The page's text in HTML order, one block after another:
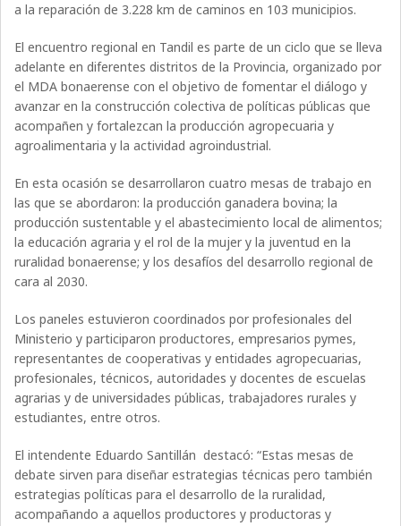
a la reparación de 3.228 km de caminos en 103 municipios.
El encuentro regional en Tandil es parte de un ciclo que se lleva
adelante en diferentes distritos de la Provincia, organizado por
el MDA bonaerense con el objetivo de fomentar el diálogo y
avanzar en la construcción colectiva de políticas públicas que
acompañen y fortalezcan la producción agropecuaria y
agroalimentaria y la actividad agroindustrial.
En esta ocasión se desarrollaron cuatro mesas de trabajo en
las que se abordaron: la producción ganadera bovina; la
producción sustentable y el abastecimiento local de alimentos;
la educación agraria y el rol de la mujer y la juventud en la
ruralidad bonaerense; y los desafíos del desarrollo regional de
cara al 2030.
Los paneles estuvieron coordinados por profesionales del
Ministerio y participaron productores, empresarios pymes,
representantes de cooperativas y entidades agropecuarias,
profesionales, técnicos, autoridades y docentes de escuelas
agrarias y de universidades públicas, trabajadores rurales y
estudiantes, entre otros.
El intendente Eduardo Santillán destacó: “Estas mesas de
debate sirven para diseñar estrategias técnicas pero también
estrategias políticas para el desarrollo de la ruralidad,
acompañando a aquellos productores y productoras y